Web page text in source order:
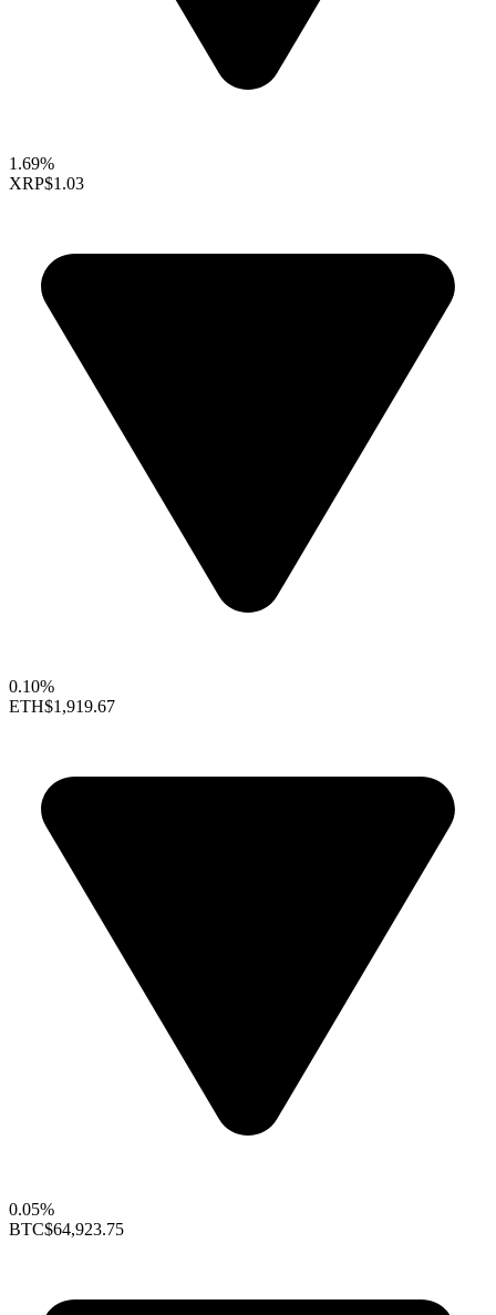
1.69%
XRP$1.03
0.10%
ETH$1,919.67
0.05%
BTC$64,923.75